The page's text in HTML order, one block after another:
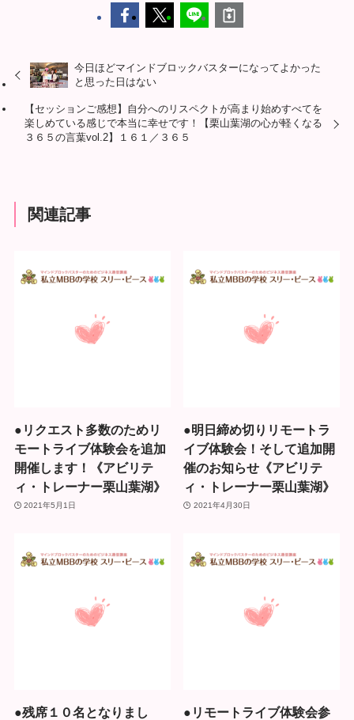
今日ほどマインドブロックバスターになってよかった
と思った日はない
【セッションご感想】自分へのリスペクトが高まり始めすべてを
楽しめている感じで本当に幸せです！【栗山葉湖の心が軽くなる
３６５の言葉vol.2】１６１／３６５
関連記事
●リクエスト多数のためリ
モートライブ体験会を追加
開催します！《アビリテ
ィ・トレーナー栗山葉湖》
2021年5月1日
●明日締め切りリモートラ
イブ体験会！そして追加開
催のお知らせ《アビリテ
ィ・トレーナー栗山葉湖》
2021年4月30日
●残席１０名となりまし
●リモートライブ体験会参